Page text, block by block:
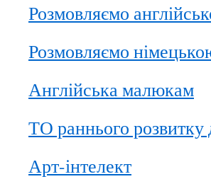
Розмовляємо
Розмовляємо
Англійська малюкам
ТО раннього розвитку
Арт-інтелект